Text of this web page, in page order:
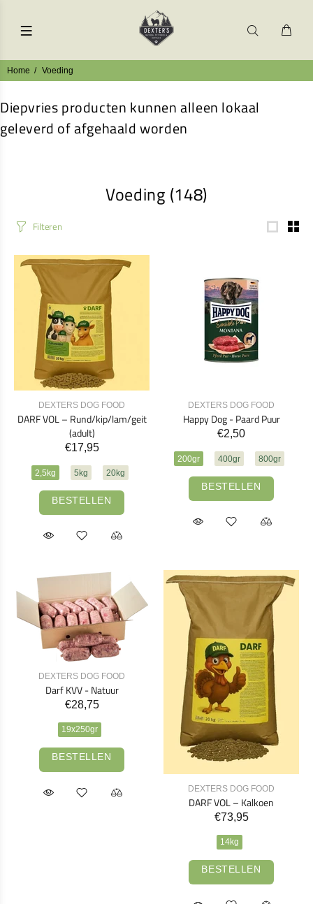
Home Voeding
Diepvries producten kunnen alleen lokaal
geleverd of afgehaald worden
Voeding (148)
Filteren
DEXTERS DOG FOOD
DARF VOL – Rund/kip/lam/geit
(adult)
€17,95
2,5kg 5kg 20kg
BESTELLEN
DEXTERS DOG FOOD
Happy Dog - Paard Puur
€2,50
200gr 400gr 800gr
BESTELLEN
DEXTERS DOG FOOD
Darf KVV - Natuur
€28,75
19x250gr
BESTELLEN
DEXTERS DOG FOOD
DARF VOL – Kalkoen
€73,95
14kg
BESTELLEN